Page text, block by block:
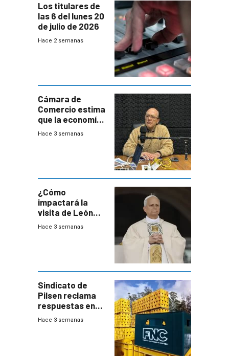
Los titulares de
las 6 del lunes 20
de julio de 2026
Hace 2 semanas
Cámara de
Comercio estima
que la economía
crecerá 1,6%
Hace 3 semanas
¿Cómo
impactará la
visita de León
XIV a Uruguay?
Hace 3 semanas
Sindicato de
Pilsen reclama
respuestas en
medio de
Hace 3 semanas